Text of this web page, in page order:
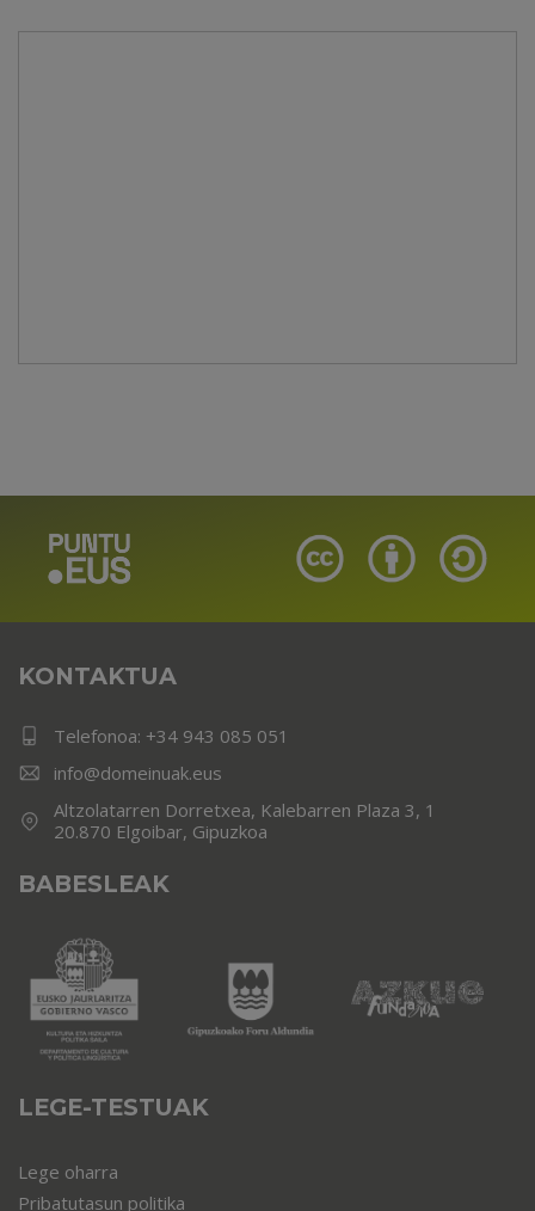
KONTAKTUA
Telefonoa: +34 943 085 051
info@domeinuak.eus
Altzolatarren Dorretxea, Kalebarren Plaza 3, 1
20.870 Elgoibar, Gipuzkoa
BABESLEAK
LEGE-TESTUAK
Lege oharra
Pribatutasun politika